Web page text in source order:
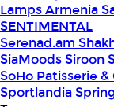
Lamps Armenia
SENTIMENTAL
Serenad.am
SiaMoodsSiroon
SoHo Patisserie
Sportlandia